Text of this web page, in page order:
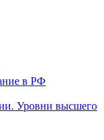
в РФ
Уровни высшего